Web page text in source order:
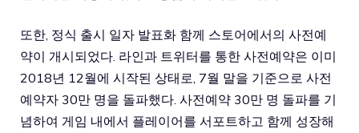
또한, 정식 출시 일자 발표화 함께 스토어에서의 사전예
약이 개시되었다. 라인과 트위터를 통한 사전예약은 이미
2018년 12월에 시작된 상태로, 7월 말을 기준으로 사전
예약자 30만 명을 돌파했다. 사전예약 30만 명 돌파를 기
념하여 게임 내에서 플레이어를 서포트하고 함께 성장해